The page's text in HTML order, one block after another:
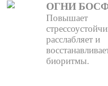
ОГНИ
Повышает
расслабляет и
биоритмы.